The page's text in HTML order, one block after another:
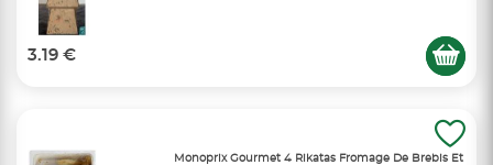
3.19 €
Monoprix Gourmet 4 Rikatas Fromage De Brebis Et